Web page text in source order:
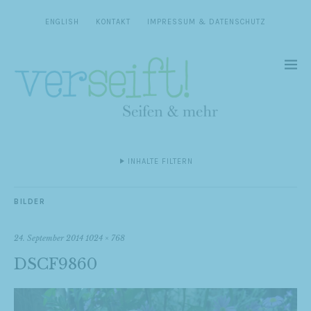
ENGLISH KONTAKT IMPRESSUM & DATENSCHUTZ
INHALTE FILTERN
BILDER
24. September 2014 1024 × 768
DSCF9860